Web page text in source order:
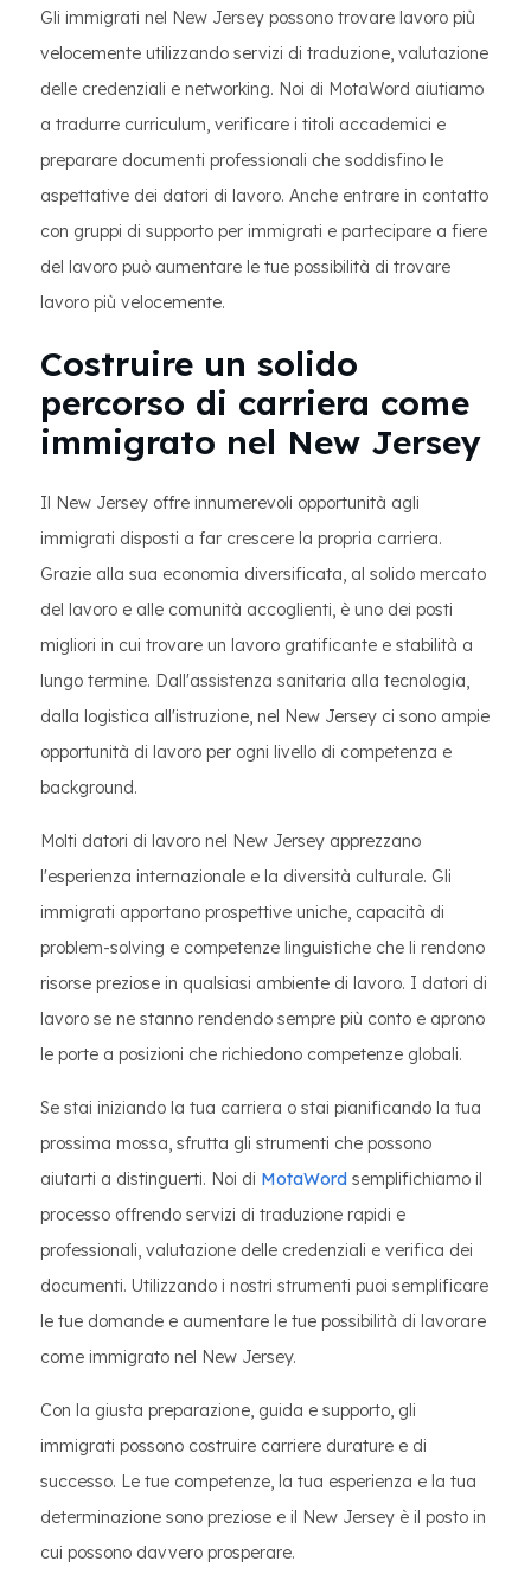
Gli immigrati nel New Jersey possono trovare lavoro più
velocemente utilizzando servizi di traduzione, valutazione
delle credenziali e networking. Noi di MotaWord aiutiamo
a tradurre curriculum, verificare i titoli accademici e
preparare documenti professionali che soddisfino le
aspettative dei datori di lavoro. Anche entrare in contatto
con gruppi di supporto per immigrati e partecipare a fiere
del lavoro può aumentare le tue possibilità di trovare
lavoro più velocemente.
Costruire un solido
percorso di carriera come
immigrato nel New Jersey
Il New Jersey offre innumerevoli opportunità agli
immigrati disposti a far crescere la propria carriera.
Grazie alla sua economia diversificata, al solido mercato
del lavoro e alle comunità accoglienti, è uno dei posti
migliori in cui trovare un lavoro gratificante e stabilità a
lungo termine. Dall'assistenza sanitaria alla tecnologia,
dalla logistica all'istruzione, nel New Jersey ci sono ampie
opportunità di lavoro per ogni livello di competenza e
background.
Molti datori di lavoro nel New Jersey apprezzano
l'esperienza internazionale e la diversità culturale. Gli
immigrati apportano prospettive uniche, capacità di
problem-solving e competenze linguistiche che li rendono
risorse preziose in qualsiasi ambiente di lavoro. I datori di
lavoro se ne stanno rendendo sempre più conto e aprono
le porte a posizioni che richiedono competenze globali.
Se stai iniziando la tua carriera o stai pianificando la tua
prossima mossa, sfrutta gli strumenti che possono
aiutarti a distinguerti. Noi di MotaWord semplifichiamo il
processo offrendo servizi di traduzione rapidi e
professionali, valutazione delle credenziali e verifica dei
documenti. Utilizzando i nostri strumenti puoi semplificare
le tue domande e aumentare le tue possibilità di lavorare
come immigrato nel New Jersey.
Con la giusta preparazione, guida e supporto, gli
immigrati possono costruire carriere durature e di
successo. Le tue competenze, la tua esperienza e la tua
determinazione sono preziose e il New Jersey è il posto in
cui possono davvero prosperare.